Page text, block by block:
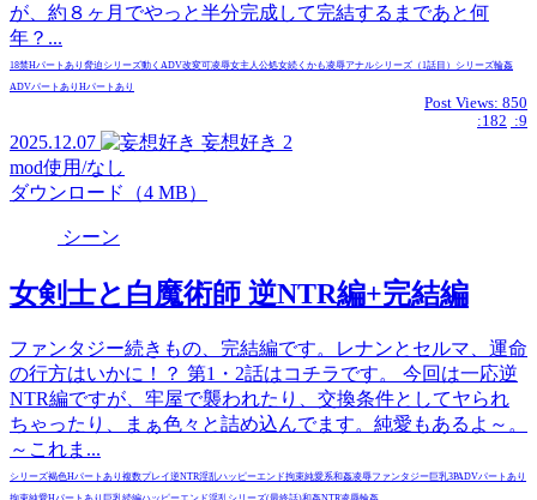
が、約８ヶ月でやっと半分完成して完結するまであと何
年？...
18禁Hパートあり 脅迫 シリーズ動くADV改変可凌辱女主人公処女続くかも凌辱アナルシリーズ（1話目） シリーズ輪姦
ADVパートあり Hパートあり
Post Views: 850
:182 :9
2025.12.07 妄想好き 2
mod使用/なし
ダウンロード（4 MB）
シーン
女剣士と白魔術師 逆NTR編+完結編
ファンタジー続きもの、完結編です。レナンとセルマ、運命
の行方はいかに！？ 第1・2話はコチラです。 今回は一応逆
NTR編ですが、牢屋で襲われたり、交換条件としてヤられ
ちゃったり、まぁ色々と詰め込んでます。純愛もあるよ～。
～これま...
シリーズ褐色Hパートあり 複数プレイ逆NTR淫乱 ハッピーエンド拘束純愛系和姦凌辱ファンタジー巨乳 3PADVパートあり
拘束純愛Hパートあり 巨乳 続編ハッピーエンド淫乱 シリーズ(最終話)和姦NTR凌辱輪姦